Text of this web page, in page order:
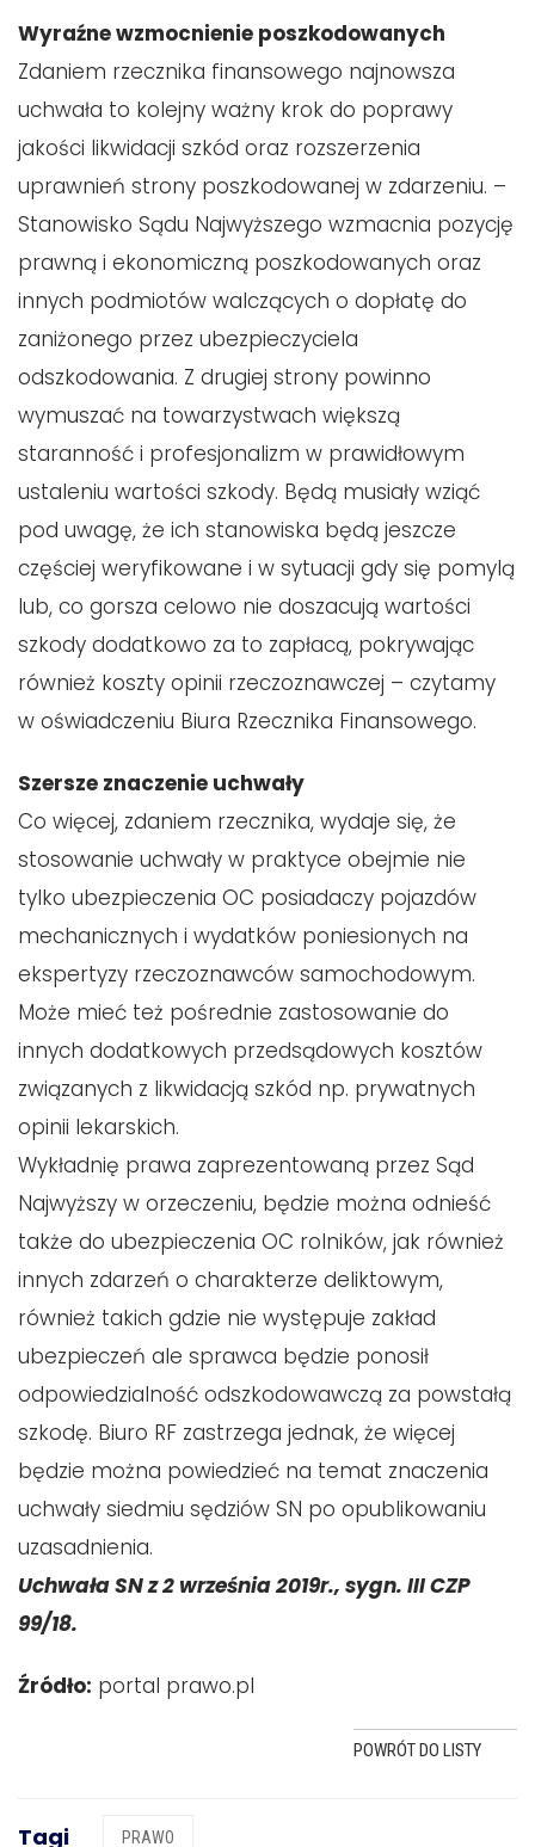
Wyraźne wzmocnienie poszkodowanych
Zdaniem rzecznika finansowego najnowsza
uchwała to kolejny ważny krok do poprawy
jakości likwidacji szkód oraz rozszerzenia
uprawnień strony poszkodowanej w zdarzeniu. –
Stanowisko Sądu Najwyższego wzmacnia pozycję
prawną i ekonomiczną poszkodowanych oraz
innych podmiotów walczących o dopłatę do
zaniżonego przez ubezpieczyciela
odszkodowania. Z drugiej strony powinno
wymuszać na towarzystwach większą
staranność i profesjonalizm w prawidłowym
ustaleniu wartości szkody. Będą musiały wziąć
pod uwagę, że ich stanowiska będą jeszcze
częściej weryfikowane i w sytuacji gdy się pomylą
lub, co gorsza celowo nie doszacują wartości
szkody dodatkowo za to zapłacą, pokrywając
również koszty opinii rzeczoznawczej – czytamy
w oświadczeniu Biura Rzecznika Finansowego.
Szersze znaczenie uchwały
Co więcej, zdaniem rzecznika, wydaje się, że
stosowanie uchwały w praktyce obejmie nie
tylko ubezpieczenia OC posiadaczy pojazdów
mechanicznych i wydatków poniesionych na
ekspertyzy rzeczoznawców samochodowym.
Może mieć też pośrednie zastosowanie do
innych dodatkowych przedsądowych kosztów
związanych z likwidacją szkód np. prywatnych
opinii lekarskich.
Wykładnię prawa zaprezentowaną przez Sąd
Najwyższy w orzeczeniu, będzie można odnieść
także do ubezpieczenia OC rolników, jak również
innych zdarzeń o charakterze deliktowym,
również takich gdzie nie występuje zakład
ubezpieczeń ale sprawca będzie ponosił
odpowiedzialność odszkodowawczą za powstałą
szkodę. Biuro RF zastrzega jednak, że więcej
będzie można powiedzieć na temat znaczenia
uchwały siedmiu sędziów SN po opublikowaniu
uzasadnienia.
Uchwała SN z 2 września 2019r., sygn. III CZP
99/18.
Źródło: portal prawo.pl
POWRÓT DO LISTY
Tagi PRAWO